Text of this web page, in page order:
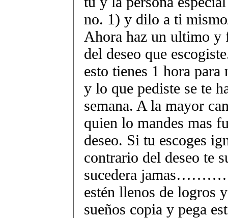
no. 1) y dilo a ti
Ahora haz un ultimo y
del deseo que
esto tienes 1 hora para
y lo que pediste se te
semana. A la mayor
quien lo mandes mas
deseo. Si tu escoges
contrario del deseo te
sucedera
estén llenos de logros
sueños copia y pega